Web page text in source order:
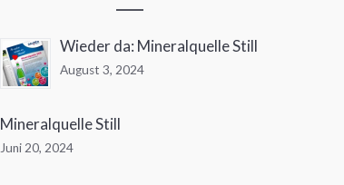
Wieder da: Mineralquelle Still
August 3, 2024
Mineralquelle Still
Juni 20, 2024